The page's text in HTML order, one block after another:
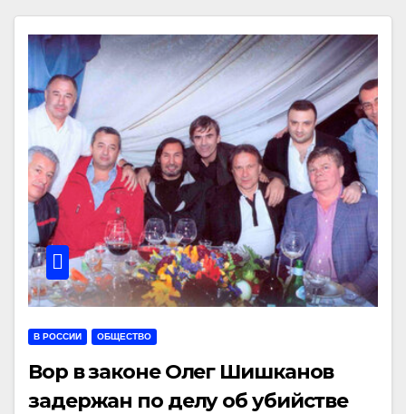
В РОССИИ ОБЩЕСТВО
Вор в законе Олег Шишканов
задержан по делу об убийстве